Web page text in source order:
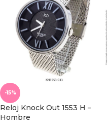
-15%
Reloj Knock Out 1553 H –
Hombre